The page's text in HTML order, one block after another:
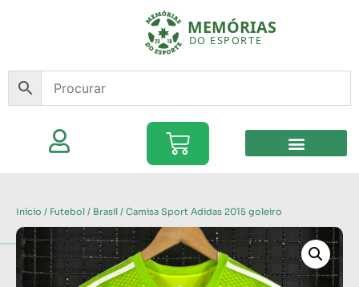
Início / Futebol / Brasil / Camisa Sport Adidas 2015 goleiro